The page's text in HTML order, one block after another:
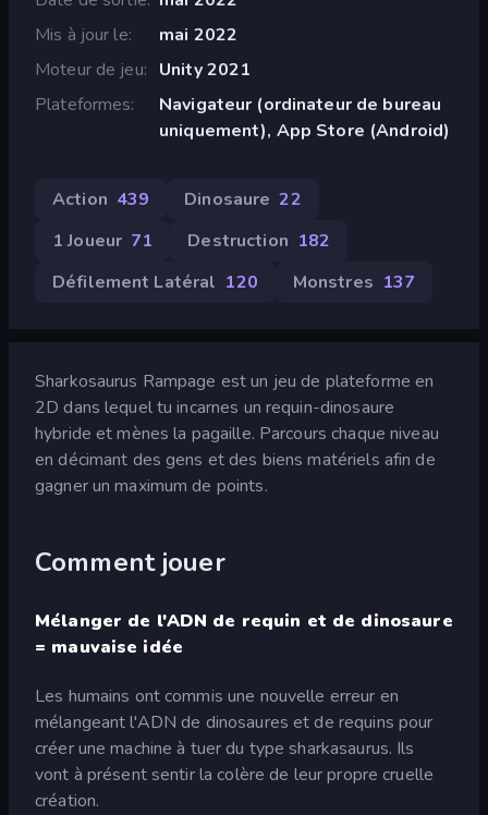
Mis à jour le
mai 2022
Moteur de jeu
Unity 2021
Plateformes
Navigateur (ordinateur de bureau
uniquement), App Store (Android)
Action 439 Dinosaure 22
1 Joueur 71 Destruction 182
Défilement Latéral 120 Monstres 137
Sharkosaurus Rampage est un jeu de plateforme en
2D dans lequel tu incarnes un requin-dinosaure
hybride et mènes la pagaille. Parcours chaque niveau
en décimant des gens et des biens matériels afin de
gagner un maximum de points.
Comment jouer
Mélanger de l'ADN de requin et de dinosaure
= mauvaise idée
Les humains ont commis une nouvelle erreur en
mélangeant l'ADN de dinosaures et de requins pour
créer une machine à tuer du type sharkasaurus. Ils
vont à présent sentir la colère de leur propre cruelle
création.